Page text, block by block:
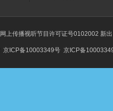
网上传播视听节目许可证号0102002 新
京ICP备10003349号 京ICP备